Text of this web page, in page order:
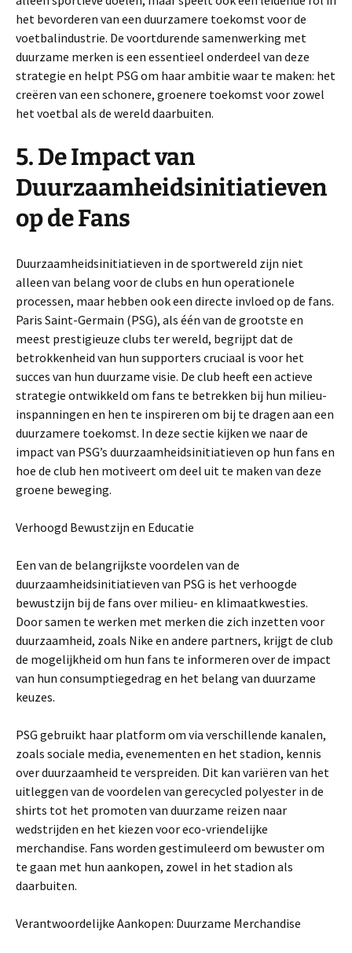
het bevorderen van een duurzamere toekomst voor de
voetbalindustrie. De voortdurende samenwerking met
duurzame merken is een essentieel onderdeel van deze
strategie en helpt PSG om haar ambitie waar te maken: het
creëren van een schonere, groenere toekomst voor zowel
het voetbal als de wereld daarbuiten.
5. De Impact van
Duurzaamheidsinitiatieven
op de Fans
Duurzaamheidsinitiatieven in de sportwereld zijn niet
alleen van belang voor de clubs en hun operationele
processen, maar hebben ook een directe invloed op de fans.
Paris Saint-Germain (PSG), als één van de grootste en
meest prestigieuze clubs ter wereld, begrijpt dat de
betrokkenheid van hun supporters cruciaal is voor het
succes van hun duurzame visie. De club heeft een actieve
strategie ontwikkeld om fans te betrekken bij hun milieu-
inspanningen en hen te inspireren om bij te dragen aan een
duurzamere toekomst. In deze sectie kijken we naar de
impact van PSG’s duurzaamheidsinitiatieven op hun fans en
hoe de club hen motiveert om deel uit te maken van deze
groene beweging.
Verhoogd Bewustzijn en Educatie
Een van de belangrijkste voordelen van de
duurzaamheidsinitiatieven van PSG is het verhoogde
bewustzijn bij de fans over milieu- en klimaatkwesties.
Door samen te werken met merken die zich inzetten voor
duurzaamheid, zoals Nike en andere partners, krijgt de club
de mogelijkheid om hun fans te informeren over de impact
van hun consumptiegedrag en het belang van duurzame
keuzes.
PSG gebruikt haar platform om via verschillende kanalen,
zoals sociale media, evenementen en het stadion, kennis
over duurzaamheid te verspreiden. Dit kan variëren van het
uitleggen van de voordelen van gerecycled polyester in de
shirts tot het promoten van duurzame reizen naar
wedstrijden en het kiezen voor eco-vriendelijke
merchandise. Fans worden gestimuleerd om bewuster om
te gaan met hun aankopen, zowel in het stadion als
daarbuiten.
Verantwoordelijke Aankopen: Duurzame Merchandise